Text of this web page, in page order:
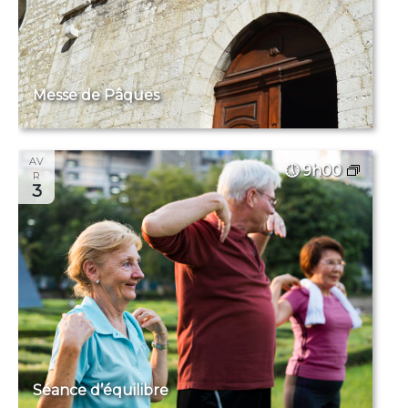
Messe de Pâques
AV
R
3
9h00
Séance d’équilibre